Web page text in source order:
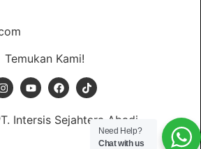
Temukan Kami!
Intersis Sejahtera Abadi
Need Help?
Chat with us